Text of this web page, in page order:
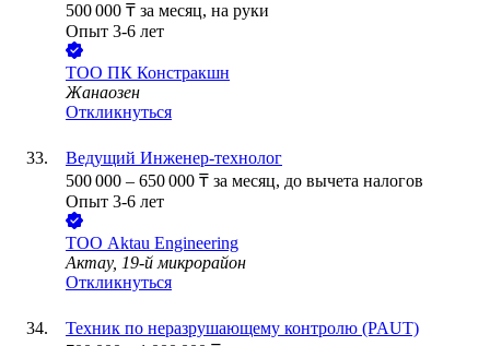
500 000 ₸ за месяц, на руки
Опыт 3-6 лет
ТОО ПК Констракшн
Жанаозен
Откликнуться
Ведущий Инженер-технолог
500 000 – 650 000 ₸ за месяц, до вычета налогов
Опыт 3-6 лет
ТОО Aktau Engineering
Актау, 19-й микрорайон
Откликнуться
Техник по неразрушающему контролю (PAUT)